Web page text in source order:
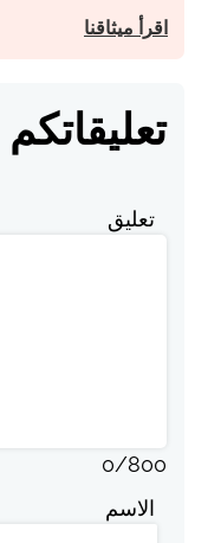
اقرأ ميثاقنا
تعليقاتكم
تعليق
0/800
الاسم